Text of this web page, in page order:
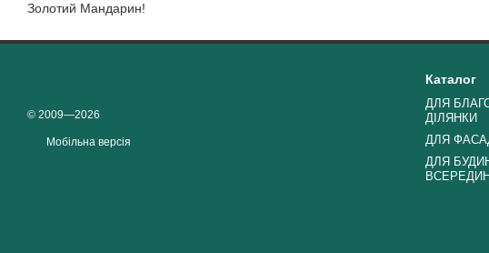
Золотий Мандарин!
© 2009—2026
Мобільна версія
Каталог
ДЛЯ
ДІЛЯНКИ
ДЛЯ
ДЛЯ
ВСЕРЕДИНІ